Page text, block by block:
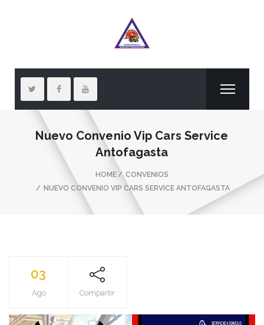
Nuevo Convenio Vip Cars Service
Antofagasta
HOME
CONVENIOS
NUEVO CONVENIO VIP CARS SERVICE ANTOFAGASTA
03
Ago Compartir